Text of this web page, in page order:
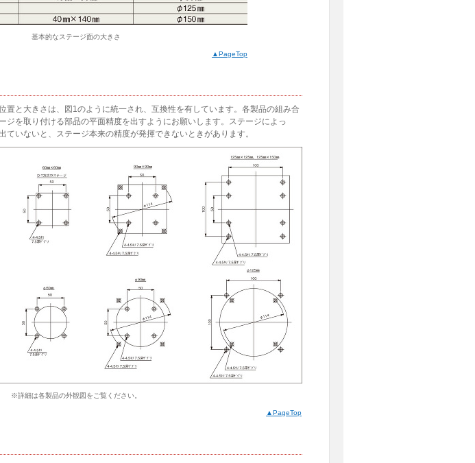
基本的なステージ面の大きさ
▲PageTop
置と大きさは、図1のように統一され、互換性を有しています。各製品の組み合
ジを取り付ける部品の平面精度を出すようにお願いします。ステージによっ
いないと、ステージ本来の精度が発揮できないときがあります。
※詳細は各製品の外観図をご覧ください。
▲PageTop